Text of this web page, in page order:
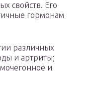
свойств. Его
гормонам
различных
и артриты;
и